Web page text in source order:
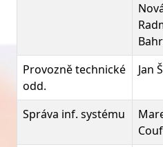
Provozně technické
odd.
Jan
Správa inf. systému